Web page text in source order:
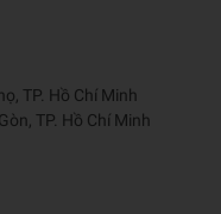
TP. Hồ Chí Minh
TP. Hồ Chí Minh